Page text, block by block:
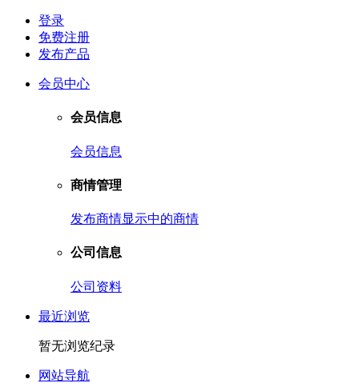
登录
免费注册
发布产品
会员中心
会员信息
会员信息
商情管理
发布商情显示中的商情
公司信息
公司资料
最近浏览
暂无浏览纪录
网站导航